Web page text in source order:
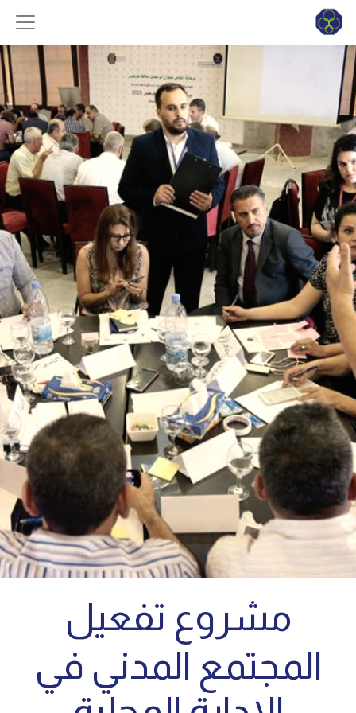
مشروع تفعيل
المجتمع المدني في